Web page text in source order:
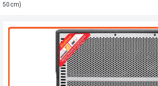
50cm)